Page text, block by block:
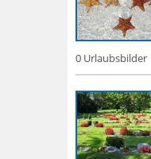
0 Urlaubsbilder